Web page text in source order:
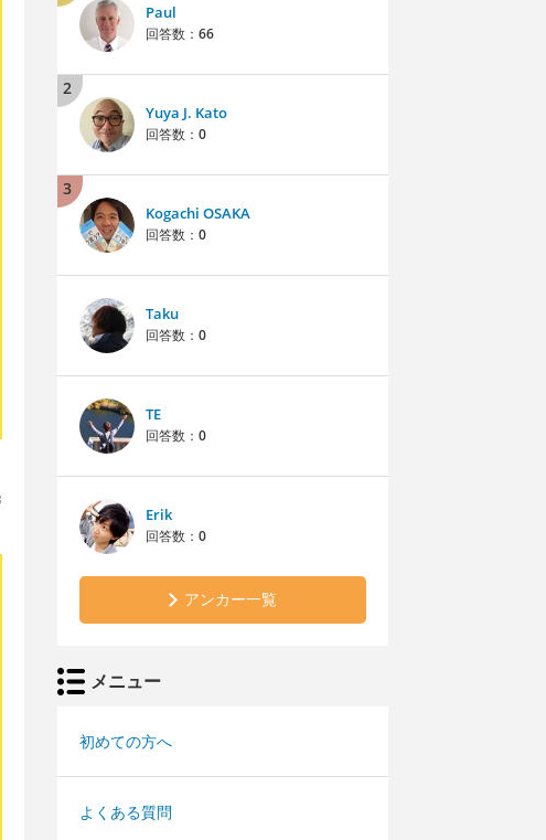
Paul
回答数： 66
2
Yuya J. Kato
回答数： 0
3
Kogachi OSAKA
回答数： 0
Taku
回答数： 0
TE
回答数： 0
Erik
回答数： 0
アンカー一覧
メニュー
初めての方へ
よくある質問